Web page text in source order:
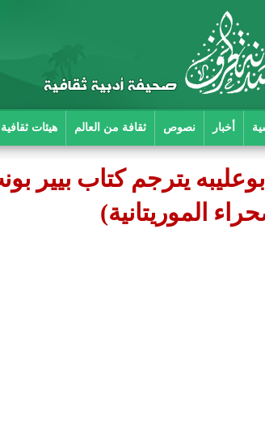
أخبار نصوص ثقافة من العالم هيئات ثقافية
يترجم كتاب بيير
الموريتانية)